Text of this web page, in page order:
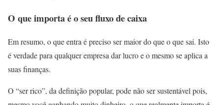
O que importa é o seu fluxo de caixa
Em resumo, o que entra é preciso ser maior do que o que sai. Isto
é verdade para qualquer empresa dar lucro e o mesmo se aplica a
suas finanças.
O “ser rico”, da definição popular, pode não ser sustentável pois,